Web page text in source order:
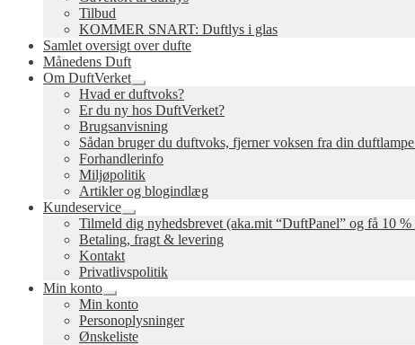
Tilbud
KOMMER SNART: Duftlys i glas
Samlet oversigt over dufte
Månedens Duft
Om DuftVerket
Udfold
undermenu
Hvad er duftvoks?
Er du ny hos DuftVerket?
Brugsanvisning
Sådan bruger du duftvoks, fjerner voksen fra din
Forhandlerinfo
Miljøpolitik
Artikler og blogindlæg
Kundeservice
Udfold
undermenu
Tilmeld dig nyhedsbrevet (aka.mit “DuftPanel” og få 10 %
Betaling, fragt & levering
Kontakt
Privatlivspolitik
Min konto
Udfold
undermenu
Min konto
Personoplysninger
Ønskeliste